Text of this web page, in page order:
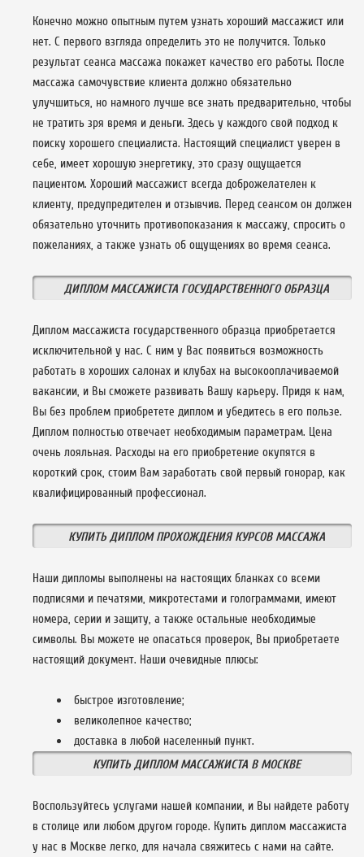
Конечно можно опытным путем узнать хороший массажист или
нет. С первого взгляда определить это не получится. Только
результат сеанса массажа покажет качество его работы. После
массажа самочувствие клиента должно обязательно
улучшиться, но намного лучше все знать предварительно, чтобы
не тратить зря время и деньги. Здесь у каждого свой подход к
поиску хорошего специалиста. Настоящий специалист уверен в
себе, имеет хорошую энергетику, это сразу ощущается
пациентом. Хороший массажист всегда доброжелателен к
клиенту, предупредителен и отзывчив. Перед сеансом он должен
обязательно уточнить противопоказания к массажу, спросить о
пожеланиях, а также узнать об ощущениях во время сеанса.
ДИПЛОМ МАССАЖИСТА ГОСУДАРСТВЕННОГО ОБРАЗЦА
Диплом массажиста государственного образца приобретается
исключительной у нас. С ним у Вас появиться возможность
работать в хороших салонах и клубах на высокооплачиваемой
вакансии, и Вы сможете развивать Вашу карьеру. Придя к нам,
Вы без проблем приобретете диплом и убедитесь в его пользе.
Диплом полностью отвечает необходимым параметрам. Цена
очень лояльная. Расходы на его приобретение окупятся в
короткий срок, стоим Вам заработать свой первый гонорар, как
квалифицированный профессионал.
КУПИТЬ ДИПЛОМ ПРОХОЖДЕНИЯ КУРСОВ МАССАЖА
Наши дипломы выполнены на настоящих бланках со всеми
подписями и печатями, микротестами и голограммами, имеют
номера, серии и защиту, а также остальные необходимые
символы. Вы можете не опасаться проверок, Вы приобретаете
настоящий документ. Наши очевидные плюсы:
быстрое изготовление;
великолепное качество;
доставка в любой населенный пункт.
КУПИТЬ ДИПЛОМ МАССАЖИСТА В МОСКВЕ
Воспользуйтесь услугами нашей компании, и Вы найдете работу
в столице или любом другом городе. Купить диплом массажиста
у нас в Москве легко, для начала свяжитесь с нами на сайте.